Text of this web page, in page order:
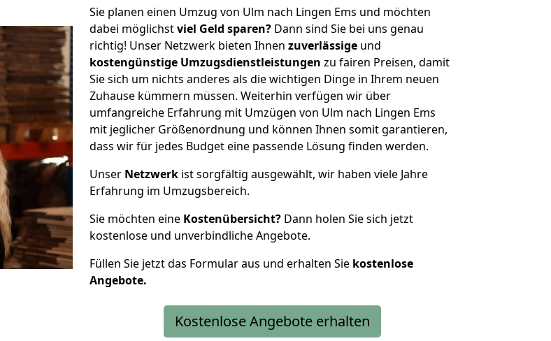
Sie planen einen Umzug von Ulm nach Lingen Ems und möchten
dabei möglichstviel Geld sparen? Dann sind Sie bei uns genau
richtig! Unser Netzwerk bieten Ihnen zuverlässige und
kostengünstige Umzugsdienstleistungen zu fairen Preisen, damit
Sie sich um nichts anderes als die wichtigen Dinge in Ihrem neuen
Zuhause kümmern müssen. Weiterhin verfügen wir über
umfangreiche Erfahrung mit Umzügen von Ulm nach Lingen Ems
mit jeglicher Größenordnung und können Ihnen somit garantieren,
dass wir für jedes Budget eine passende Lösung finden werden.
Unser Netzwerk ist sorgfältig ausgewählt, wir haben viele Jahre
Erfahrung im Umzugsbereich.
Sie möchten eine Kostenübersicht? Dann holen Sie sich jetzt
kostenlose und unverbindliche Angebote.
Füllen Sie jetzt das Formular aus und erhalten Sie kostenlose
Angebote.
Kostenlose Angebote erhalten